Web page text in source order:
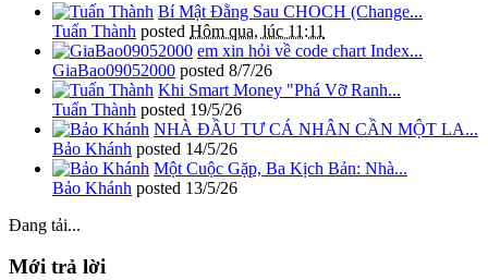
Bí Mật Đằng Sau CHOCH (Change...
Tuấn Thành posted Hôm qua, lúc 11:11
em xin hỏi về code chart Index...
GiaBao09052000 posted 8/7/26
Khi Smart Money "Phá Vỡ Ranh...
Tuấn Thành posted 19/5/26
NHÀ ĐẦU TƯ CÁ NHÂN CẦN MỘT LA...
Bảo Khánh posted 14/5/26
Một Cuộc Gặp, Ba Kịch Bản: Nhà...
Bảo Khánh posted 13/5/26
Đang tải...
Mới trả lời